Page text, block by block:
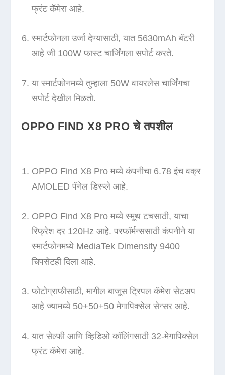
फ्रंट कॅमेरा आहे.
स्मार्टफोनला उर्जा देण्यासाठी, यात 5630mAh बॅटरी
आहे जी 100W फास्ट चार्जिंगला सपोर्ट करते.
या स्मार्टफोनमध्ये तुम्हाला 50W वायरलेस चार्जिंगचा
सपोर्ट देखील मिळतो.
OPPO FIND X8 PRO चे तपशील
OPPO Find X8 Pro मध्ये कंपनीचा 6.78 इंच वक्र
AMOLED पॅनेल डिस्प्ले आहे.
OPPO Find X8 Pro मध्ये स्मूथ टचसाठी, याचा
रिफ्रेश दर 120Hz आहे. परफॉर्मन्ससाठी कंपनीने या
स्मार्टफोनमध्ये MediaTek Dimensity 9400
चिपसेटही दिला आहे.
फोटोग्राफीसाठी, मागील बाजूस ट्रिपल कॅमेरा सेटअप
आहे ज्यामध्ये 50+50+50 मेगापिक्सेल सेन्सर आहे.
यात सेल्फी आणि व्हिडिओ कॉलिंगसाठी 32-मेगापिक्सेल
फ्रंट कॅमेरा आहे.